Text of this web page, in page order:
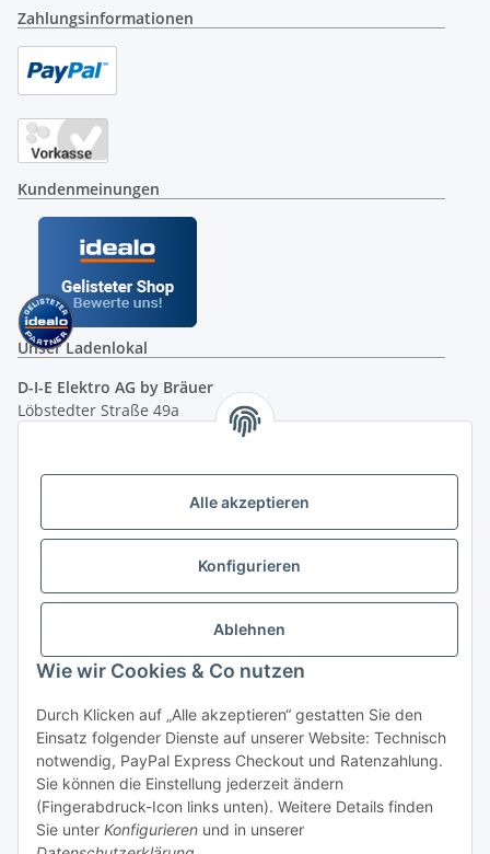
Alle akzeptieren
Konfigurieren
Ablehnen
Wie wir Cookies & Co nutzen
Durch Klicken auf „Alle akzeptieren“ gestatten Sie den
Einsatz folgender Dienste auf unserer Website: Technisch
notwendig, PayPal Express Checkout und Ratenzahlung.
Sie können die Einstellung jederzeit ändern
(Fingerabdruck-Icon links unten). Weitere Details finden
Sie unter Konfigurieren und in unserer
Zahlungsinformationen
Kundenmeinungen
Unser Ladenlokal
D-I-E Elektro AG by Bräuer
Löbstedter Straße 49a
( siehe Google-Maps )
Öffnungszeiten:
10.00 - 18.00 Uhr
Ladenpreis versus Internetpreis
Vertrag widerrufen
05.00 - 21.30 Uhr | Freitag: 05.00 - 18.00 Uhr | Samstag: 09.00
- 12.00 Uhr (0,49€ je angef. Minute) oder per E-Mail über
unserKontaktformular
* Alle Preise inkl. gesetzlicher USt., zzgl.Versand | - ACHTUNG: Bei
Einbaugeräten gilt: Die im Produktbild abgebildete Möbelfront ist nicht im